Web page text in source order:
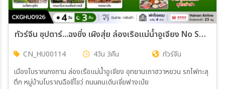
ทัวร์จีน ซุปตาร์...ฉงชิ่ง เผิงสุ่ย ล่องเรือแม่น้ำอูเจียง No Shopping บินสาย-กลับเช้า 4วัน 3คืน (HU)
CN_HU00114 4วัน 3คืน
ทัวร์จีน
เมืองโบราณกงถาน ล่องเรือแม่น้ำอูเจียง อุทยานเถาฮวาหยวน รถไฟทะลุ
ตึก หมู่บ้านโบราณฉือชี่โขว่ ถนนคนเดินเจี่ยฟางเป่ย